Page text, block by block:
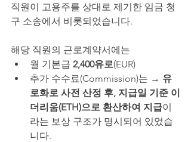
직원이 고용주를 상대로 제기한 임금 청
구 소송에서 비롯되었습니다.
해당 직원의 근로계약서에는
월 기본급 2,400유로(EUR)
추가 수수료(Commission)는 → 유
로화로 사전 산정 후, 지급일 기준 이
더리움(ETH)으로 환산하여 지급이
라는 보상 구조가 명시되어 있었습
니다.